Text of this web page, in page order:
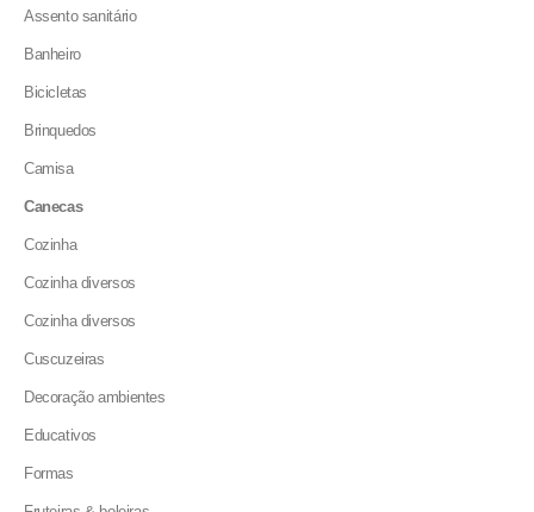
Assento sanitário
Banheiro
Bicicletas
Brinquedos
Camisa
Canecas
Cozinha
Cozinha diversos
Cozinha diversos
Cuscuzeiras
Decoração ambientes
Educativos
Formas